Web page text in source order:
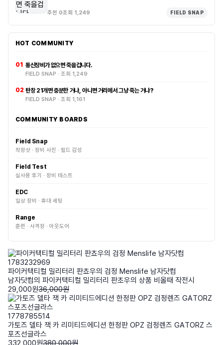
추천 0조회 1,249 FIELD SNAP
HOT COMMUNITY
01 통신장비가 없으면 죽을겁니다.
FIELD SNAP · 조회 1,249
02 탄창 21개면 충분한 거냐, 아니면 거리에서 그냥 죽는 거냐?
FIELD SNAP · 조회 1,161
COMMUNITY BOARDS
Field Snap
착장샷 · 장비 사진 · 필드 감성
Field Test
실사용 후기 · 장비 테스트
EDC
일상 장비 · 휴대 세팅
Range
훈련 · 사격장 · 아웃도어
1783232969
파이커택티컬 밀리터리 판쵸우의 검정 Menslife 남자닷컴
남자닷컴의 파이커택티컬 밀리터리 판초우의 상품 비올때 작전시
29,000원36,000원
1778785514
가토즈 델타 잭 카 리미티드에디션 한정판 OPZ 검정렌즈 GATORZ 스
포츠선글라스
332,000원380,000원